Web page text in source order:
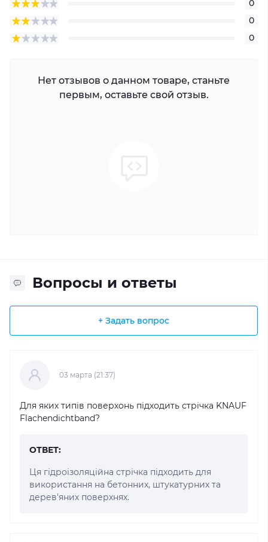
0
0
0
Нет отзывов о данном товаре, станьте
первым, оставьте свой отзыв.
Вопросы и ответы
+ Задать вопрос
03 марта (21:37)
Для яких типів поверхонь підходить стрічка KNAUF
Flachendichtband?
ОТВЕТ:
Ця гідроізоляційна стрічка підходить для
використання на бетонних, штукатурних та
дерев'яних поверхнях.